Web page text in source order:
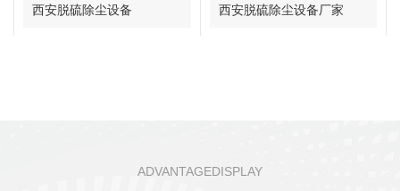
西安脱硫除尘设备 西安脱硫除尘设备厂家
ADVANTAGEDISPLAY